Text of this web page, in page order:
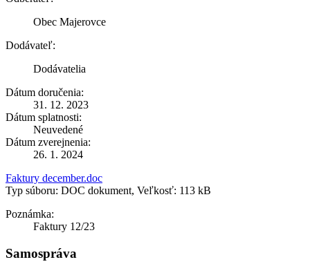
Obec Majerovce
Dodávateľ:
Dodávatelia
Dátum doručenia:
31. 12. 2023
Dátum splatnosti:
Neuvedené
Dátum zverejnenia:
26. 1. 2024
Faktury december.doc
Typ súboru: DOC dokument, Veľkosť: 113 kB
Poznámka:
Faktury 12/23
Samospráva